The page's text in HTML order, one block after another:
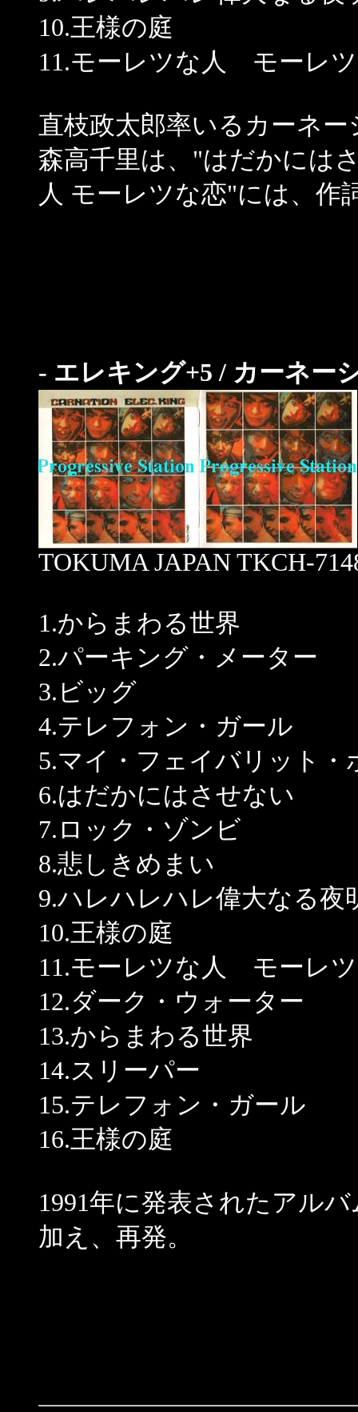
10.王様の庭
11.モーレツな人 モーレ
直枝政太郎率いるカーネ
森高千里は、"はだかには
人 モーレツな恋"には、作
- エレキング+5 / カーネー
TOKUMA JAPAN TKCH-
1.からまわる世界
2.パーキング・メーター
3.ビッグ
4.テレフォン・ガール
5.マイ・フェイバリット・
6.はだかにはさせない
7.ロック・ゾンビ
8.悲しきめまい
9.ハレハレハレ偉大なる夜
10.王様の庭
11.モーレツな人 モーレ
12.ダーク・ウォーター
13.からまわる世界
14.スリーパー
15.テレフォン・ガール
16.王様の庭
1991年に発表されたアル
加え、再発。